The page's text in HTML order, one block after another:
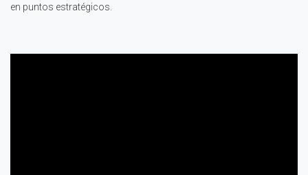
en puntos estratégicos.